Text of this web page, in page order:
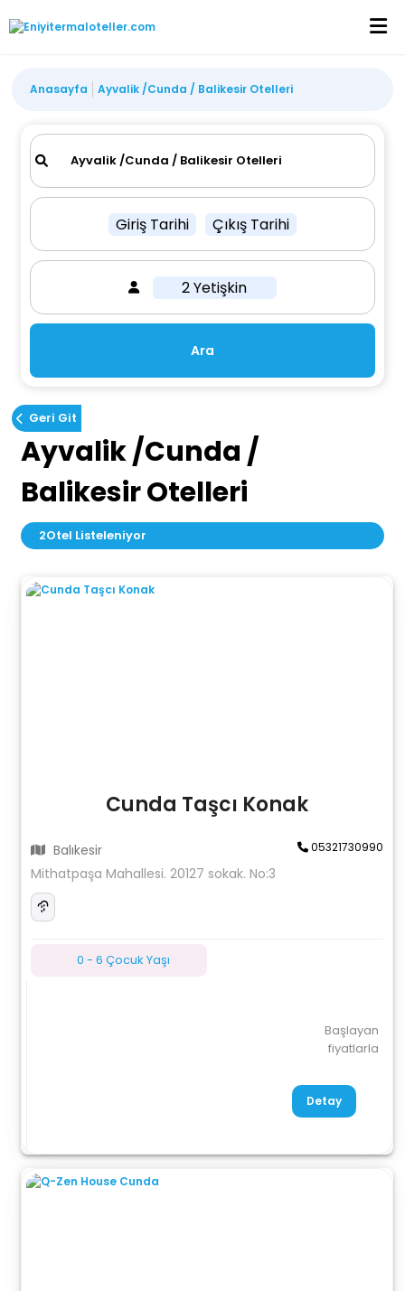
Anasayfa Ayvalik /Cunda / Balikesir Otelleri
Giriş Tarihi Çıkış Tarihi
2 Yetişkin
Ara
Geri Git
Ayvalik /Cunda /
Balikesir Otelleri
2Otel Listeleniyor
Cunda Taşcı Konak
Balıkesir 05321730990
Mithatpaşa Mahallesi. 20127 sokak. No:3
0 - 6 Çocuk Yaşı
Başlayan
fiyatlarla
Detay